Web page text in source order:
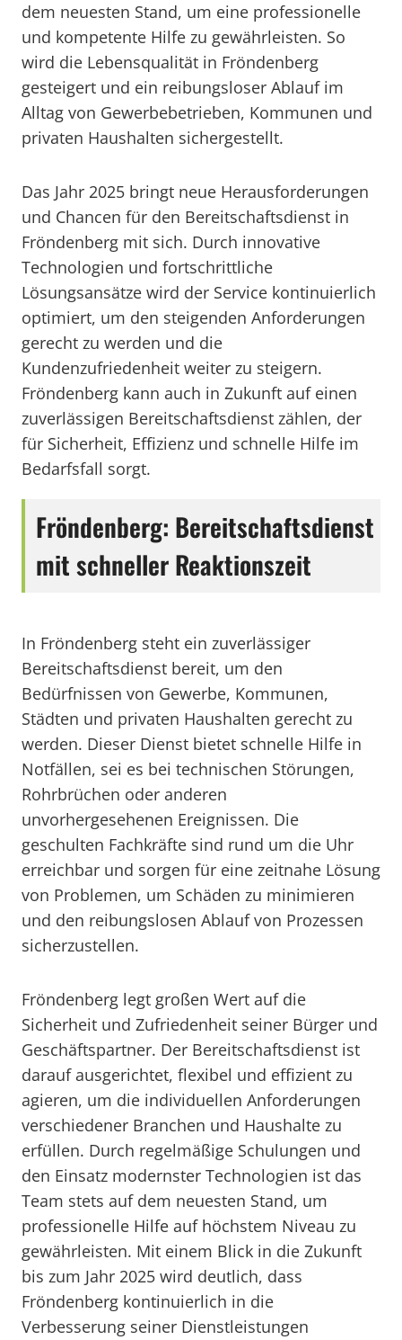
dem neuesten Stand, um eine professionelle
und kompetente Hilfe zu gewährleisten. So
wird die Lebensqualität in Fröndenberg
gesteigert und ein reibungsloser Ablauf im
Alltag von Gewerbebetrieben, Kommunen und
privaten Haushalten sichergestellt.
Das Jahr 2025 bringt neue Herausforderungen
und Chancen für den Bereitschaftsdienst in
Fröndenberg mit sich. Durch innovative
Technologien und fortschrittliche
Lösungsansätze wird der Service kontinuierlich
optimiert, um den steigenden Anforderungen
gerecht zu werden und die
Kundenzufriedenheit weiter zu steigern.
Fröndenberg kann auch in Zukunft auf einen
zuverlässigen Bereitschaftsdienst zählen, der
für Sicherheit, Effizienz und schnelle Hilfe im
Bedarfsfall sorgt.
Fröndenberg: Bereitschaftsdienst
mit schneller Reaktionszeit
In Fröndenberg steht ein zuverlässiger
Bereitschaftsdienst bereit, um den
Bedürfnissen von Gewerbe, Kommunen,
Städten und privaten Haushalten gerecht zu
werden. Dieser Dienst bietet schnelle Hilfe in
Notfällen, sei es bei technischen Störungen,
Rohrbrüchen oder anderen
unvorhergesehenen Ereignissen. Die
geschulten Fachkräfte sind rund um die Uhr
erreichbar und sorgen für eine zeitnahe Lösung
von Problemen, um Schäden zu minimieren
und den reibungslosen Ablauf von Prozessen
sicherzustellen.
Fröndenberg legt großen Wert auf die
Sicherheit und Zufriedenheit seiner Bürger und
Geschäftspartner. Der Bereitschaftsdienst ist
darauf ausgerichtet, flexibel und effizient zu
agieren, um die individuellen Anforderungen
verschiedener Branchen und Haushalte zu
erfüllen. Durch regelmäßige Schulungen und
den Einsatz modernster Technologien ist das
Team stets auf dem neuesten Stand, um
professionelle Hilfe auf höchstem Niveau zu
gewährleisten. Mit einem Blick in die Zukunft
bis zum Jahr 2025 wird deutlich, dass
Fröndenberg kontinuierlich in die
Verbesserung seiner Dienstleistungen